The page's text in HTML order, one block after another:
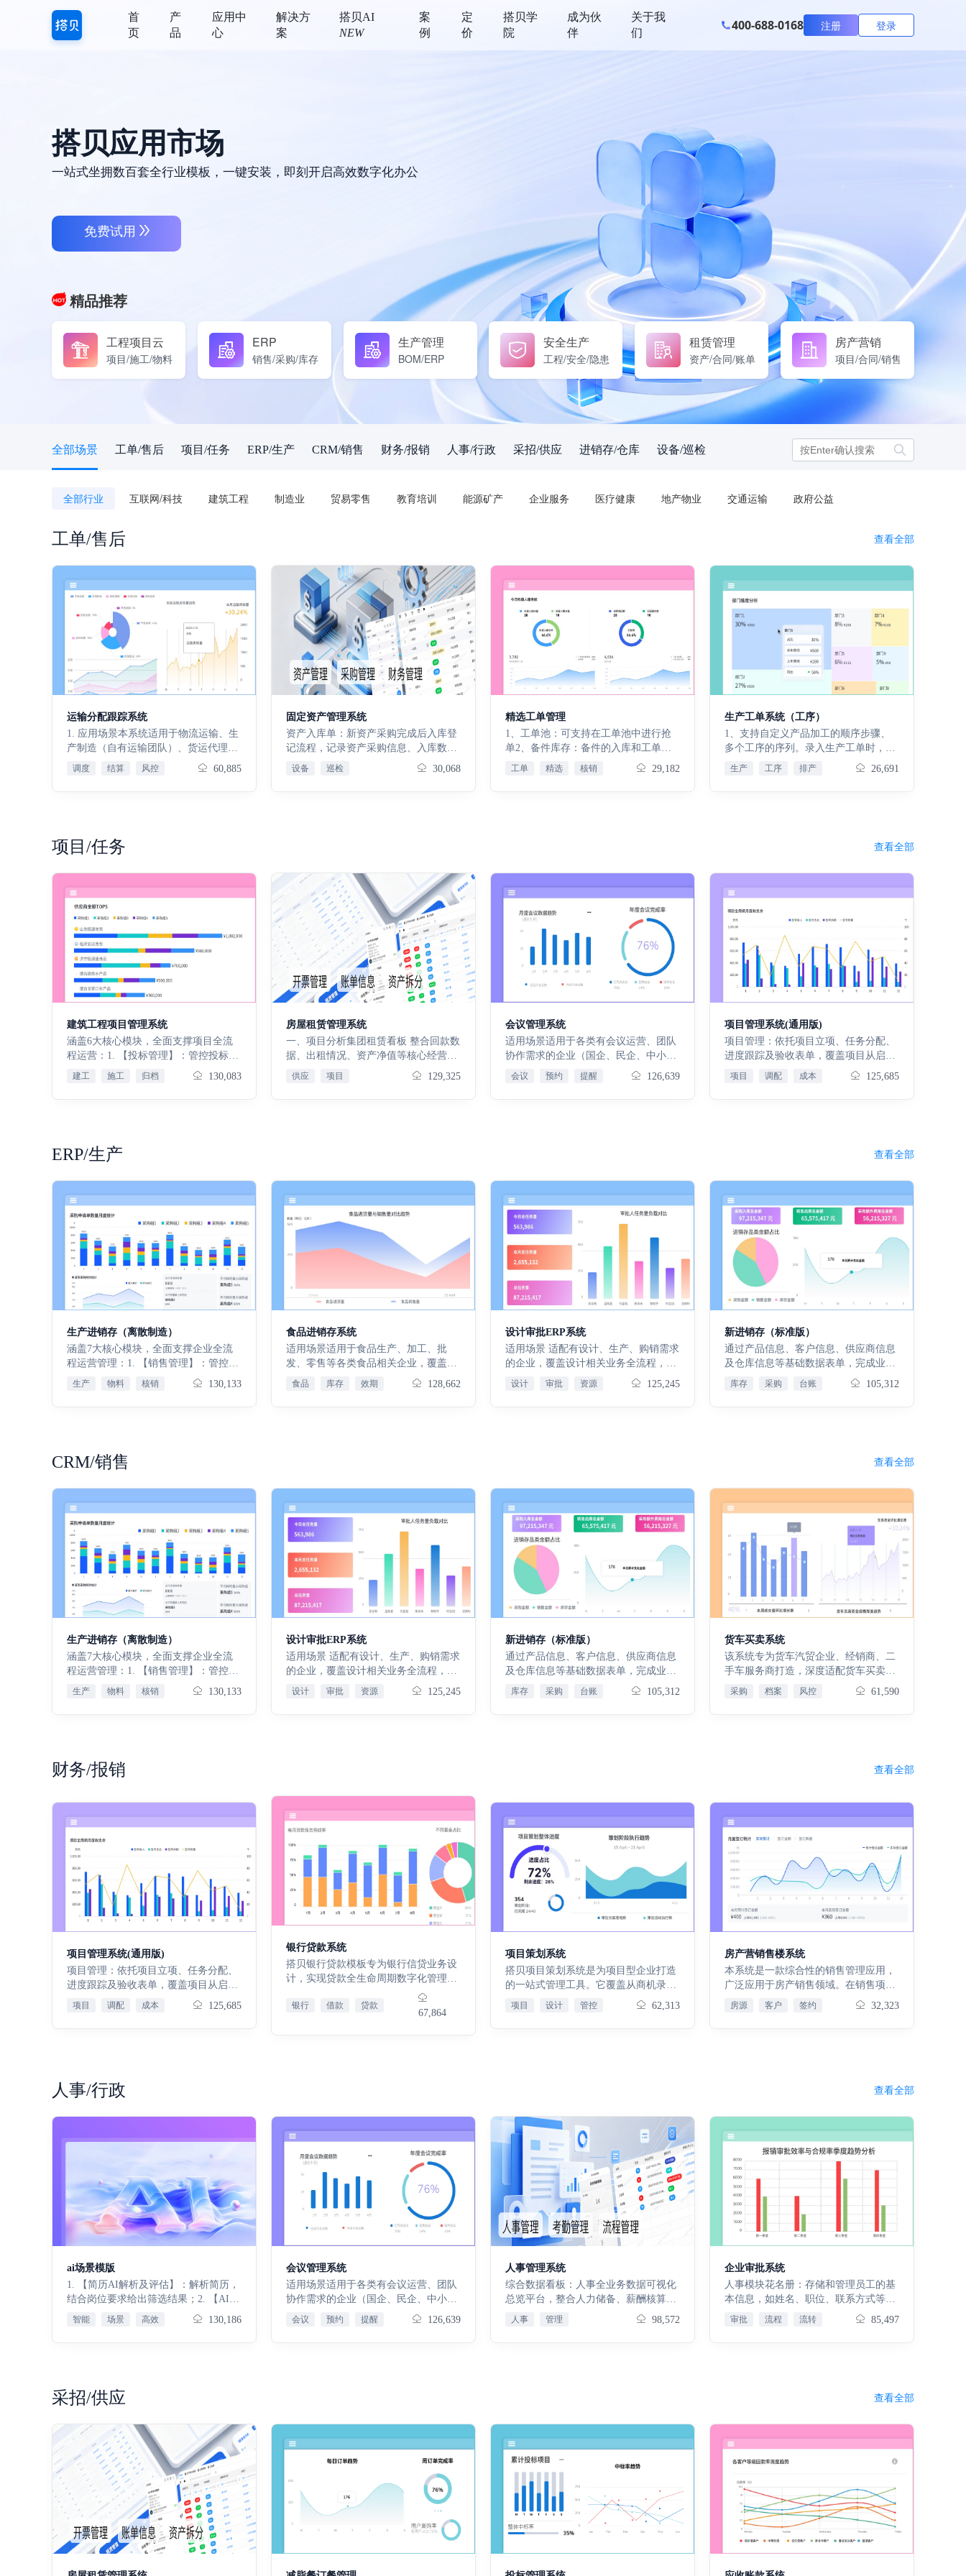
首
页
产
品
应用中
心
解决方
案
搭贝AI
NEW
案
例
定
价
搭贝学
院
成为伙
伴
关于我
们
400-688-0168 注册 登录
搭贝应用市场
一站式坐拥数百套全行业模板，一键安装，即刻开启高效数字化办公
免费试用
精品推荐
工程项目云
项目/施工/物料
ERP
销售/采购/库存
生产管理
BOM/ERP
安全生产
工程/安全/隐患
租赁管理
资产/合同/账单
房产营销
项目/合同/销售
全部场景 工单/售后 项目/任务 ERP/生产 CRM/销售 财务/报销 人事/行政 采招/供应 进销存/仓库 设备/巡检
全部行业 互联网/科技 建筑工程 制造业 贸易零售 教育培训 能源矿产 企业服务 医疗健康 地产物业 交通运输 政府公益
工单/售后 查看全部
运输分配跟踪系统
1. 应用场景本系统适用于物流运输、生
产制造（自有运输团队）、货运代理等
企业，聚焦运输业务全流程管理。核心
场景包括：制定发运计划、对接合同与
作为专属备份系统，兼具主系统核心管
策，降低运营风险；对调度员，简化派
车与流程跟进，快速处理各类问题；对
财务与司机等岗位，高效推进结算、收
付款、异常上报等工作，整体实现业务
连续、高效协同、降本增效。
调度 结算 风控 60,885
固定资产管理系统
资产入库单：新资产采购完成后入库登
记流程，记录资产采购信息、入库数
量、原值、供应商信息，审核完成后自
动新增资产台账，完成资产建档入库。
间，单据审核后资产状态自动重置为库
存闲置，更新台账归属信息。资产借出
单：资产临时外借、跨部门借用登记，
记录借用人、借出时长、借出事由、预
计归还时间，锁定资产在用状态，管控
借出流向。巡检计划：自定义设备巡检
周期、巡检项目、巡检人员、巡检频
次，批量生成周期巡检任务，规划常态
化设备巡检工作。巡检任务：根据巡检
移动端 / PC 端执行巡检，勾选巡检项、
上传现场照片，提交任务验收。点检计
划：针对设备关键运行指标，自定义点
人，配置精细化设备点检规则。点检任
养任务：根据保养计划自动下发周期性
保养待办任务，提醒维保人员按时开展
保养作业，记录保养执行过程。数据报
表：统计保养完成率、设备保养覆盖
率、耗材消耗数据，生成保养分析报
表，支持数据导出与周期趋势分析。检
验计划：定制设备校验、检定、检测计
划，配置检验周期、检验项目、合格标
准、送检要求，满足设备合规校验管理
需求。检验任务：按计划自动生成设备
测全流程，跟进检验进度。采购申请：
企业资产新增采购申请流程，记录需求
部门、资产需求、预算信息，完成内部
采购审批流程。采购订单：审批通过采
设备 巡检 30,068
精选工单管理
1、工单池：可支持在工单池中进行抢
单2、备件库存：备件的入库和工单消
耗管理，支持库存盘点3、个人佣金计
算：通过服务项目、备件的使用计算每
工单 精选 核销 29,182
生产工单系统（工序）
1、支持自定义产品加工的顺序步骤、
多个工序的序列。录入生产工单时，自
动生成工序明细2、支持甘特图展示生
产计划，实现生产排产3、自动计算生
处理，并支持通过仪表盘进行可视化展
生产 工序 排产 26,691
项目/任务 查看全部
建筑工程项目管理系统
涵盖6大核心模块，全面支撑项目全流
程运营：1. 【投标管理】：管控投标全
流程，提高中标率、沉淀经验；2. 【立
项审批】：规范立项流程，确保项目合
【回款跟踪】：触发回款提醒，保障资
行人员高效协同，实现项目效益最大
化。免费试用15天，满意后再付款，使
用不满意随时退款
建工 施工 归档 130,083
房屋租赁管理系统
一、项目分析集团租赁看板 整合回款数
据、出租情况、资产净值等核心经营指
标，搭建集团级资产运营全景监控体
系，直观展示全域租赁业务经营现状与
据统计，支持自定义时间维度查询，可
视化呈现回款进度、回款金额与回款趋
势，精准研判各项目回款质量，规避资
金回款风险。租金收缴提醒 全景汇总全
量应收租金数据，智能甄别即将到期及
逾期租金台账，自动触发催收提醒，帮
助业务人员精准推进催收工作，有效提
升租金收缴率。保证金收款 标准化关联
登记、归档全流程，实现保证金收款业
务规范化管控，夯实租赁业务资金风控
体系，保障财务核算精准合规。各项目
支持多维度数据汇总分析与明细查询，
整体业务流程。内部单位 统一搭建企业
内部单位信息档案，实现单位信息集中
录入、统一维护、实时更新，为合同签
约、财务核算、业务协同提供标准化基
础数据支撑。业态用途 搭建标准化房屋
业态用途分类体系，规范各类房源用途
标签与分类排序，实现房源精细化分类
管理，适配不同租赁场景的业务匹配需
求。产品类型 建立资产产品标准化分类
体系，统一业态分类标准与展示排序，
理，适配多元化资产运营场景。租赁用
途 标准化定义各类租赁空间的使用属
性，统一分类规范与排序规则，保障租
赁基础数据规整统一，为后续业务统
责分工，实现业务操作全程可追溯、责
任可落地。资产信息维护 一站式录入、
编辑、归档资产基础资料与附属文件，
完整记录资产全生命周期信息，实现资
产数字化建档与精细化管控，支撑资产
运营决策。资产拆分 支持存量资产精细
化拆分操作，完整留存拆分前后的资产
数据与变更记录，实现资产拆分规范
责划分需求。四、租户管理租户信息维
护 一站式完成租户基础资料、资质证
件、开票信息等核心资料的录入与归
户数据标准化、数字化统一管理。五、
合同签订租赁合同签订 整合项目信息、
核算、展示、核对标准，实现租金账单
全流程数字化管控与精准核对。七、账
单及收款各年月合同金额 按自然年月自
动聚合统计合同签约金额数据，生成周
期化营收统计台账，方便工作人员快速
查询、对比各时段业务营收情况，掌握
业务营收走势。账单信息 关联对应合同
信息，精准生成各周期租赁账单，全程
跟踪账单开票状态、核销进度，实现账
单从生成、核对到归档的全流程闭环管
理。账单收款 匹配对应缴费周期，完成
账单收款登记、金额核对、凭证上传与
财务确认工作，规范收款流程，实现每
笔账单收款有据可查、全程溯源。后付
费租金录入 适配后付费租赁业务模式，
分批次收款、多租户费用分摊等业务场
景，拆分记录全程留痕，保障费用核算
清晰、对账精准。项目银行流水 自动归
集项目银行收支流水，精准匹配对应缴
费单号与业务账单，实现资金流水智能
核验、账单核对，保障业务资金往来合
规透明、账实相符。八、保证金及收款
保证金处理 整合保证金全场景业务操作
供应 项目 129,325
会议管理系统
适用场景适用于各类有会议运营、团队
协作需求的企业（国企、民企、中小企
业均可适配），覆盖会议会前预约、会
中执行、会后跟进及数据复盘的全流
无效会议，提升会议效率与团队协作能
力，助力企业精简沟通成本、推动工作
落地。核心功能本会议管理系统覆盖会
议全流程：会议分析：借助数据洞察会
议效能；会议管理：包含预约排期、纪
要沉淀、任务分发，规范会议执行；我
的任务：聚焦个人待办跟进；基础数
据：支撑系统底层信息维护 ，串联会前
与团队协作提效。免费试用15天，满意
后再付款，使用不满意随时退款
会议 预约 提醒 126,639
项目管理系统(通用版)
项目管理：依托项目立项、任务分配、
进度跟踪及验收表单，覆盖项目从启动
到结项全流程，规范节点管控，确保项
目高效推进。客户管理：通过客户信息
结合产品数据快速生成报价，支持版本
签订及履约跟踪表单，关联客户与报价
信息，明确权责与进度，保障合同执行
可控，降低合作风险。售后管理：售后
工单、问题处理记录、满意度反馈等表
单，串联产品与客户信息，快速响应售
后需求，提升客户服务体验与忠诚度。
数据报表：整合各模块表单数据，生成
销售趋势、客户转化、合同履约等多维
撑。
项目 调配 成本 125,685
ERP/生产 查看全部
生产进销存（离散制造）
涵盖7大核心模块，全面支撑企业全流
程运营管理：1. 【销售管理】：管控客
户、订单及出库，实现交付全流程可
控；2. 【采购管理】：管控供应商、订
理】：管控库存及盘点，优化周转；6.
配置及报表，辅助决策；免费试用15
天，满意后再付款，使用不满意随时退
款
生产 物料 核销 130,133
食品进销存系统
适用场景适用于食品生产、加工、批
发、零售等各类食品相关企业，覆盖食
品从采购、生产、库存到销售、资金结
算的全流程，适配食品行业对效期管
范全业务流程，助力食品企业降本提
效、合规经营、实现精细化进销存管
控。核心功能销售管理：通过客户、报
价单、合同订单及销售出库等表单，规
范销售流程，从意向到交付全程管控，
助力精准接单与发货 。采购管理：以供
应商、采购申请、订单及入库表单，实
现采购需求发起、供应商协同及物资验
排产与执行：生产计划、工单、物料需
求、领料、入库等表单，结合工艺
BOM ，支撑生产排产、物料配套及生
检验：来料、制程、成品、出库检验等
业务与财务，清晰呈现资金往来，助力
资金流健康管控 。基础支撑：业务基础
配置、仓库、产品分类等基础设置，以
础数据支撑与运营分析依据，辅助决策
。免费试用15天，满意后再付款，使用
不满意随时退款
食品 库存 效期 128,662
设计审批ERP系统
适用场景 适配有设计、生产、购销需求
的企业，覆盖设计相关业务全流程，解
决资源调配无序、审批繁琐、业务与财
务脱节等痛点，易上手、实用性强。 核
理：依托供应商、采购申请、订单、入
库表单，实现采购需求发起、供应商协
同、物资验收入库闭环，保障生产物料
供应。生产排产与执行：结合工艺
BOM，通过生产计划、工单、物料需求
等表单，支撑生产排产、物料配套及过
程把控，确保订单按时交付。库存管
理：以库存表、出入库表单精准掌握库
优化与物资高效周转。资金管理：通过
收款、付款、发票、应收应付表单串联
业财，清晰呈现资金往来，助力资金流
置、仓库、产品分类等基础设置及数据
设计 审批 资源 125,245
新进销存（标准版）
通过产品信息、客户信息、供应商信息
及仓库信息等基础数据表单，完成业务
参与主体与物资的基础信息建档，为全
流程业务开展提供数据底座，保障业务
销售环节资金收入与票据管理，打通销
入库数据，直观呈现仓库运营动态，助
力库存周转效率分析；客户分析看板：
基于客户交易数据，解析客户价值与行
为，辅助精准营销与客户维护；产品信
息看板：整合产品进销数据，呈现产品
畅销度与库存状况，支撑产品策略制
定；财务看板：汇总收付款及发票数
据，清晰展示资金与财务健康度，辅助
作与进展，实现业务过程可追溯；日志
分析：对工作日志数据进行提炼分析，
挖掘业务流程中的效率瓶颈与优化点，
库存 采购 台账 105,312
CRM/销售 查看全部
生产进销存（离散制造）
涵盖7大核心模块，全面支撑企业全流
程运营管理：1. 【销售管理】：管控客
户、订单及出库，实现交付全流程可
控；2. 【采购管理】：管控供应商、订
理】：管控库存及盘点，优化周转；6.
付，规范资金；7. 【基础支撑】：基础
配置及报表，辅助决策；免费试用15
天，满意后再付款，使用不满意随时退
款
生产 物料 核销 130,133
设计审批ERP系统
适用场景 适配有设计、生产、购销需求
的企业，覆盖设计相关业务全流程，解
决资源调配无序、审批繁琐、业务与财
务脱节等痛点，易上手、实用性强。 核
理：依托供应商、采购申请、订单、入
库表单，实现采购需求发起、供应商协
同、物资验收入库闭环，保障生产物料
供应。生产排产与执行：结合工艺
BOM，通过生产计划、工单、物料需求
等表单，支撑生产排产、物料配套及过
程把控，确保订单按时交付。库存管
理：以库存表、出入库表单精准掌握库
优化与物资高效周转。资金管理：通过
收款、付款、发票、应收应付表单串联
业财，清晰呈现资金往来，助力资金流
健康管控。基础支撑：涵盖业务基础配
置、仓库、产品分类等基础设置及数据
报表功能，为各流程提供基础数据支撑
设计 审批 资源 125,245
新进销存（标准版）
通过产品信息、客户信息、供应商信息
及仓库信息等基础数据表单，完成业务
参与主体与物资的基础信息建档，为全
流程业务开展提供数据底座，保障业务
板（含仓库经营流水）：通过库存及出
力库存周转效率分析；客户分析看板：
基于客户交易数据，解析客户价值与行
为，辅助精准营销与客户维护；产品信
息看板：整合产品进销数据，呈现产品
畅销度与库存状况，支撑产品策略制
定；财务看板：汇总收付款及发票数
据，清晰展示资金与财务健康度，辅助
经营决策。工作日志：记录日常业务操
分析：对工作日志数据进行提炼分析，
挖掘业务流程中的效率瓶颈与优化点，
助力管理提升。
库存 采购 台账 105,312
货车买卖系统
该系统专为货车汽贸企业、经销商、二
手车服务商打造，深度适配货车买卖场
景的业务需求：客户运营：通过「客户
信息」模块快速调取客户资料，完成账
源，避免资产流失；业务执行：「综合
晰记录每笔业务的扣款金额、办理日
期，让业务流转更透明；经营分析：
「采购分析看板」实时展示采购动态与
销量排行，「汽车合同看板」呈现合同
收支与成单趋势，帮助管理者快速洞察
经营问题，优化采购策略与合同管理；
核心价值：通过数字化手段重构货车买
卖业务流程，降低管理成本，提升运营
效率，让企业在获客、交易、经营全环
节更精准、更高效
采购 档案 风控 61,590
财务/报销 查看全部
项目管理系统(通用版)
项目管理：依托项目立项、任务分配、
进度跟踪及验收表单，覆盖项目从启动
到结项全流程，规范节点管控，确保项
目高效推进。客户管理：通过客户信息
结合产品数据快速生成报价，支持版本
追溯与审批流程，让报价更规范、响应
更及时。合同管理：合同起草、审批、
信息，明确权责与进度，保障合同执行
可控，降低合作风险。售后管理：售后
单，串联产品与客户信息，快速响应售
后需求，提升客户服务体验与忠诚度。
数据报表：整合各模块表单数据，生成
销售趋势、客户转化、合同履约等多维
度报表，为业务优化与决策提供数据支
项目 调配 成本 125,685
银行贷款系统
搭贝银行贷款模板专为银行信贷业务设
计，实现贷款全生命周期数字化管理。
通过基础信息模块集中建档人员、公司
信息，借贷管理与支付登记表单打通业
银行 借款
贷款
67,864
项目策划系统
搭贝项目策划系统是为项目型企业打造
的一站式管理工具。它覆盖从商机录
入、任务分配到项目立项、费用报销的
全流程，能将设计、竞标、财务等环节
项目 设计 管控 62,313
房产营销售楼系统
本系统是一款综合性的销售管理应用，
广泛应用于房产销售领域。在销售项目
管理方面，它将销售项目细分为多个环
节，从项目分期、房源管理到销售团队
通过预约排号系统掌握客户购房意向，
为客户提供个性化服务。定价管理模块
可进行待售房源价格导出、价格调整和
折扣管理，还能确定多种付款方式、款
项名称与类型，提供多样化支付方式，
依据市场变化灵活制定价格策略，满足
不同客户需求，促进销售。交易管理涵
盖认购合同、签约合同等多种合同管
理，处理销售变更流程，同时借助认购
和签约供款清单跟踪资金回笼，还包括
工抵销售管理，保障交易流程的顺畅与
款确认、代收费用管理、项目账户管
理、销售目标设定与银行管理，确保销
售资金准确核算、安全流转，有效管理
销售财务环节。售后服务模块负责面积
分析等功能，全方位分析销售数据，把
行严格监管，专款专用，避免烂尾楼问
题，保障购房者利益。在项目信息模块
屋用途、房间结构、核算单位和供应商
信息进行管理，为整个销售项目提供全
面基础信息支持。
房源 客户 签约 32,323
人事/行政 查看全部
ai场景模版
1. 【简历AI解析及评估】：解析简历，
结合岗位要求给出筛选结果；2. 【AI合
同审查】：识别合同风险点，提供针对
性整改意见；3. 【AI车牌识别】：自动
回填明细表；6. 【AI商机辅助跟进】：
案；7. 【AI客诉分析】：解析客诉音
频，提取信息并规范录入；8. 【入库单
AI自动填写】：识别采购订单，自动填
充入库单信息；9. 【危废品入库称重AI
读写】：识别称重照片，准确录入入库
重量；10. 【销售订单AI自动填写】：
识别形式发票，写入销售明细子表单。
免费试用15天，满意后再付款，使用不
满意随时退款
智能 场景 高效 130,186
会议管理系统
适用场景适用于各类有会议运营、团队
协作需求的企业（国企、民企、中小企
业均可适配），覆盖会议会前预约、会
中执行、会后跟进及数据复盘的全流
无效会议，提升会议效率与团队协作能
力，助力企业精简沟通成本、推动工作
落地。核心功能本会议管理系统覆盖会
议全流程：会议分析：借助数据洞察会
议效能；会议管理：包含预约排期、纪
要沉淀、任务分发，规范会议执行；我
的任务：聚焦个人待办跟进；基础数
据：支撑系统底层信息维护 ，串联会前
与团队协作提效。免费试用15天，满意
会议 预约 提醒 126,639
人事管理系统
综合数据看板：人事全业务数据可视化
总览平台，整合人力储备、薪酬核算、
考勤统计、招聘进度等全模块核心指
标，通过图表直观展示，支持数据下钻
础。岗位名称：建立全公司岗位标准化
档案，录入岗位归属部门、详细职责、
职级序列、编制数量及薪酬档位基准，
作为员工定岗、招聘需求提报、薪酬定
级的核心基础档案，确保岗位体系规范
统一。员工档案库：集中存储全员人事
信息的总台账，涵盖个人基本信息、履
查询、编辑、归档等全生命周期管理，
人事 管理 98,572
企业审批系统
人事模块花名册：存储和管理员工的基
本信息，如姓名、职位、联系方式等。
请假申请：员工提交请假请求，包括事
假、病假等，供管理层审批。补卡审
提交费用报销申请。付款申请单：员工
提交借款申请。接待申请表：员工提交
接待费用申请。行政模块周报：员工提
交每月工作总结和计划。人员述职：员
工进行工作述职，总结工作成果和计
划。会议室预约：员工可以预约会议
室，安排会议。会务管理评估表：评估
会务管理的效果，包括会议组织、服务
使用情况，包括使用频率、满意度等。
审批 流程 流转 85,497
采招/供应 查看全部